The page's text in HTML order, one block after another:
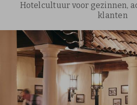
Hotelcultuur voor gezinnen,
klanten